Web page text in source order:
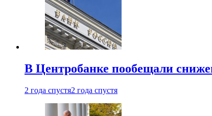
В Центробанке пообещали
2 года спустя2 года спустя